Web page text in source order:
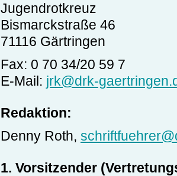
Jugendrotkreuz
Bismarckstraße 46
71116 Gärtringen
Fax: 0 70 34/20 59 7
E-Mail: jrk@drk-
Redaktion:
Denny Roth,
1. Vorsitzender